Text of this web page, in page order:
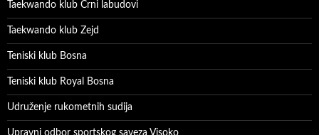
Taekwando klub Crni labudovi
Taekwando klub Zejd
Teniski klub Bosna
Teniski klub Royal Bosna
Udruženje rukometnih sudija
Upravni odbor sportskog saveza Visoko